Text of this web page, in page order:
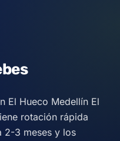
El Hueco Medellín El
rotación rápida
2-3 meses y los